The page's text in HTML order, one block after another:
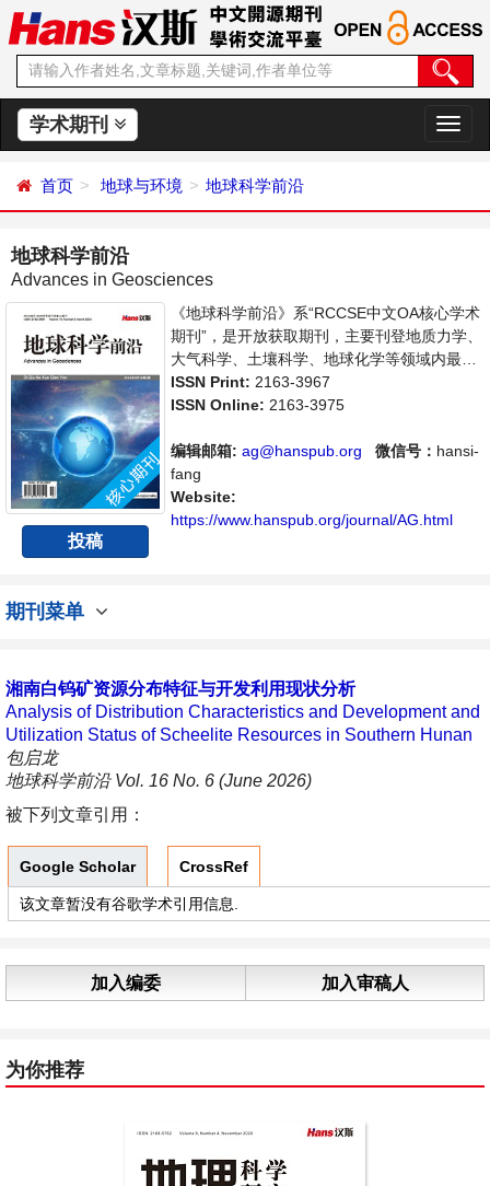
学术期刊
切
换
首页 地球与环境 地球科学前沿
地球科学前沿
Advances in Geosciences
投稿
《地球科学前沿》系“RCCSE中文OA核心学术
期刊”，是开放获取期刊，主要刊登地质力学、
大气科学、土壤科学、地球化学等领域内最新
研究进展及成果展示的相关论文。本刊支持思
想创新、学术创新，倡导科学，繁荣学术，集
科学家、学者、科研人员提供一个传播、分享
和讨论地球科学领域内不同方向问题与发展的
交流平台。
ISSN Print: 2163-3967
ISSN Online: 2163-3975
编辑邮箱: ag@hanspub.org 微信号： hansi-
fang
Website:
https://www.hanspub.org/journal/AG.html
期刊菜单
湘南白钨矿资源分布特征与开发利用现状分析
Analysis of Distribution Characteristics and Development and
Utilization Status of Scheelite Resources in Southern Hunan
包启龙
地球科学前沿 Vol. 16 No. 6 (June 2026)
被下列文章引用：
Google Scholar CrossRef
该文章暂没有谷歌学术引用信息.
加入编委 加入审稿人
为你推荐